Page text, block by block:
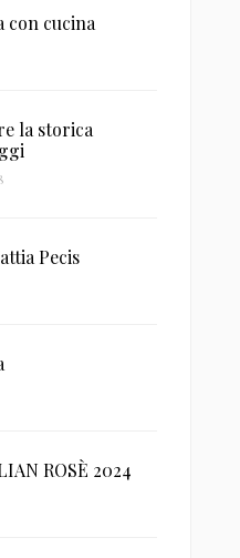
con cucina
la storica
Pecis
ROSÈ 2024